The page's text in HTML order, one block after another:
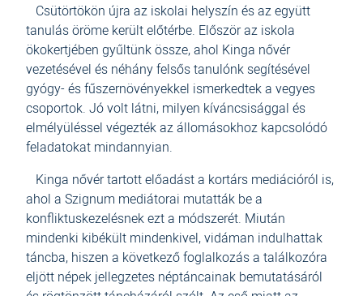
Csütörtökön újra az iskolai helyszín és az együtt
tanulás öröme került előtérbe. Először az iskola
ökokertjében gyűltünk össze, ahol Kinga nővér
vezetésével és néhány felsős tanulónk segítésével
gyógy- és fűszernövényekkel ismerkedtek a vegyes
csoportok. Jó volt látni, milyen kíváncsisággal és
elmélyüléssel végezték az állomásokhoz kapcsolódó
feladatokat mindannyian.
Kinga nővér tartott előadást a kortárs mediációról is,
ahol a Szignum mediátorai mutatták be a
konfliktuskezelésnek ezt a módszerét. Miután
mindenki kibékült mindenkivel, vidáman indulhattak
táncba, hiszen a következő foglalkozás a találkozóra
eljött népek jellegzetes néptáncainak bemutatásáról